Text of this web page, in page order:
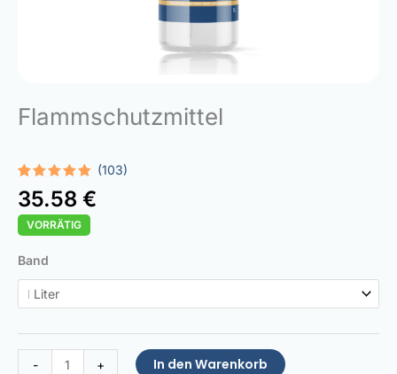
Flammschutzmittel
Bewertet
mit4.73
von 5,
basierend
auf
103
(103)
35.58 €
VORRÄTIG
Band
-
Fire
Retardant
Coating
+ In den Warenkorb